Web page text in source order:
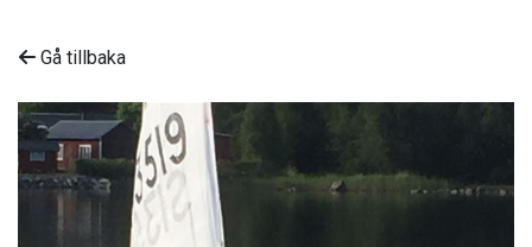
Gå tillbaka